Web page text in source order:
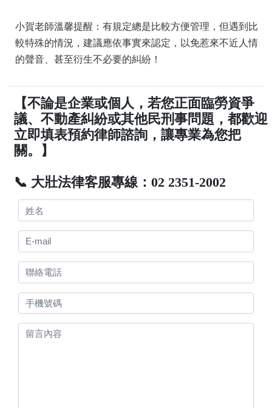
小賀老師溫馨提醒：有規定總是比較方便管理，但遇到比
較特殊的情況，建議應依事實來認定，以免惹來不近人情
的聲音、甚至衍生不必要的糾紛！
【不論是企業或個人，若您正面臨勞資爭
議、不動產糾紛或其他民刑事問題，都歡迎
立即填表預約律師諮詢，讓專業為您把
關。】
📞 大壯法律客服專線：02 2351-2002